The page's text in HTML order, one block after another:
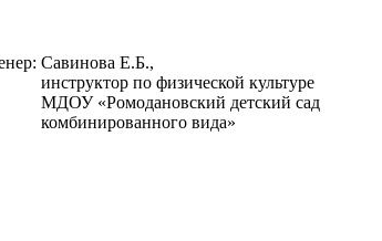
Е.Б.,
культуре
детский сад
вида»